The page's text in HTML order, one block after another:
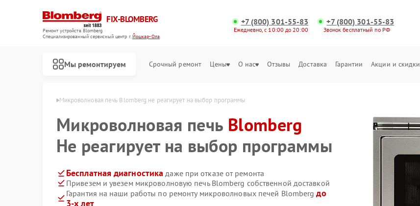
FIX-BLOMBERG
Ремонт устройств Blomberg
Специализированный cервисный центр г.Йошкар-Ола
+7 (800) 301-55-83
Ежедневно, с 10:00 до 20:00
+7 (800) 301-55-83
Звонок бесплатный по РФ
Мы ремонтируем Срочный ремонт Цены О нас Отзывы Доставка Гарантии Акции и скидки
Микроволновая печь Blomberg не реагирует на выбор программы
Микроволновая печь Blomberg
Не реагирует на выбор программы
Бесплатная диагностика даже при отказе от ремонта
Привезем и увезем микроволновую печь Blomberg собственной доставкой
Гарантия на наши работы по ремонту микроволновых печей Blombergдо
3-х лет